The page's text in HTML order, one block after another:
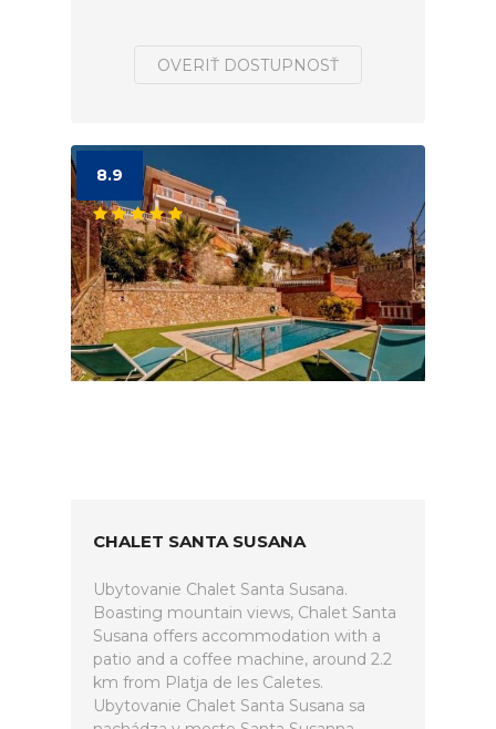
OVERIŤ DOSTUPNOSŤ
8.9
CHALET SANTA SUSANA
Ubytovanie Chalet Santa Susana.
Boasting mountain views, Chalet Santa
Susana offers accommodation with a
patio and a coffee machine, around 2.2
km from Platja de les Caletes.
Ubytovanie Chalet Santa Susana sa